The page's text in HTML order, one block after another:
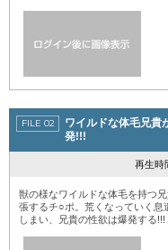
ワイルドな体毛兄貴
発!!!
再生
獣の様なワイルドな体毛を持つ
張するチ○ポ。荒くなっていく息
しまい、兄貴の性欲は爆発する!!!